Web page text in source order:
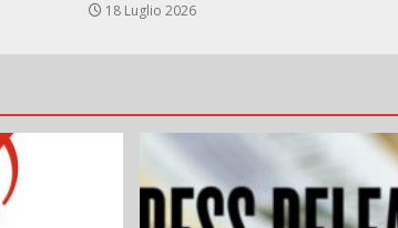
18 Luglio 2026